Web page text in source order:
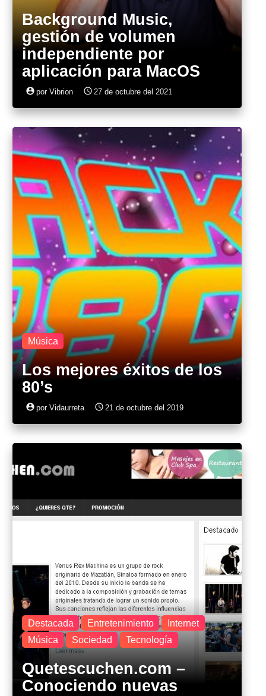
Background Music,
gestión de volumen
independiente por
aplicación para MacOS
account_circle por Vibrion access_time 27 de octubre del 2021
Música
Los mejores éxitos de los
80’s
account_circle por Vidaurreta access_time 21 de octubre del 2019
Destacada Entretenimiento
Internet
Música
Sociedad Tecnología
Quetescuchen.com –
Conociendo nuevas